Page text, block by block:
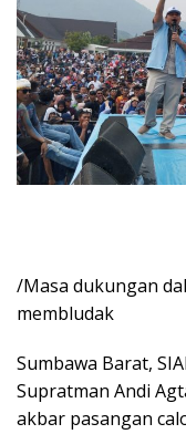
/Masa dukungan
membludak
Sumbawa Barat,
Supratman Andi
akbar pasangan